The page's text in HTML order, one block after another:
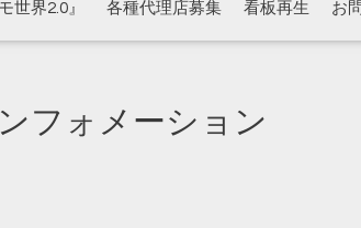
世界2.0』
各種代理店募集 看板再生 お
フォメーション